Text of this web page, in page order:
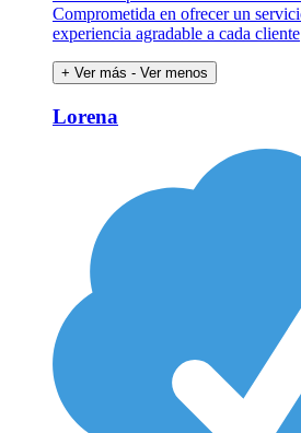
Comprometida en ofrecer un
experiencia agradable a cada cliente
+ Ver más - Ver menos
Lorena